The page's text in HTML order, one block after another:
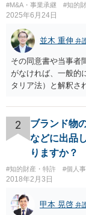
#M&A・事業承継
#知的
2025年6月24日
並木 重伸 弁
その同意書や当事者
がなければ、一般的
タリア法）と解釈さ
あります。 なお、
約が有効かどうか
権、特許権など）
いずれにせよ具体的
れますので、弁護士
2
ブランド物
などに出品
りますか？
#知的財産・特許 #個人
2018年2月3日
甲本 晃啓 弁